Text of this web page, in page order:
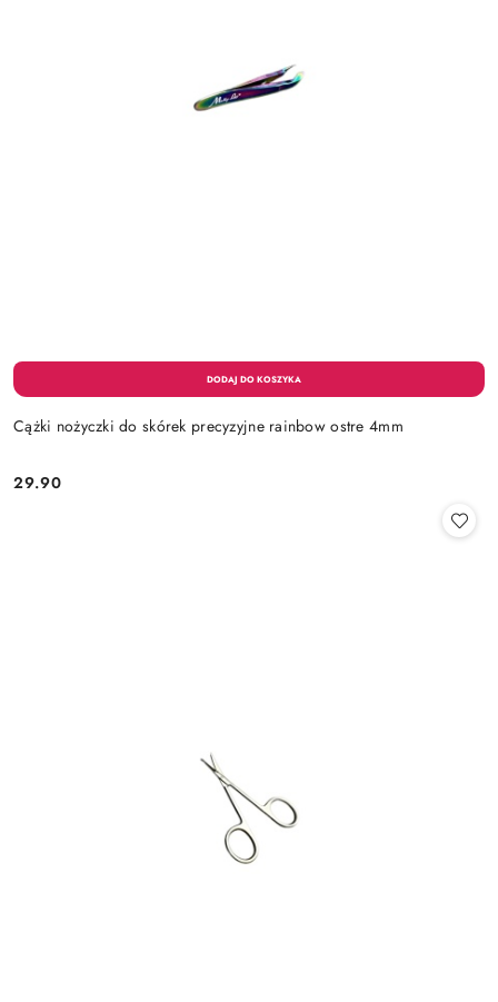
Cążki nożyczki do skórek precyzyjne rainbow ostre 4mm
Cena:
29.90